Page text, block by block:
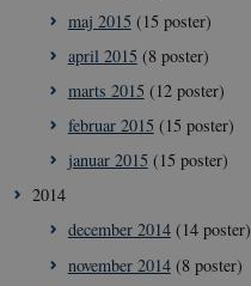
maj 2015 (15 poster)
april 2015 (8 poster)
marts 2015 (12 poster)
februar 2015 (15 poster)
januar 2015 (15 poster)
2014
december 2014(14 poster)
november 2014(8 poster)
__Secure-
_WWXhPPS6G0yKg
_cfuvid